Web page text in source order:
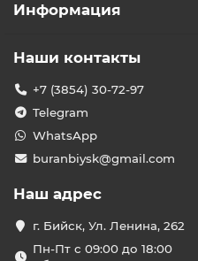
Информация
Наши контакты
+7 (3854) 30-72-97
Telegram
WhatsApp
buranbiysk@gmail.com
Наш адрес
г. Бийск, Ул. Ленина, 262
Пн-Пт с 09:00 до 18:00